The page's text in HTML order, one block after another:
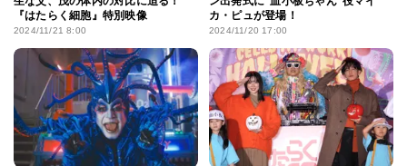
『はたらく細胞』特別映像
2024/11/21 8:00
カ・ピュが登場！
2024/11/20 17:00